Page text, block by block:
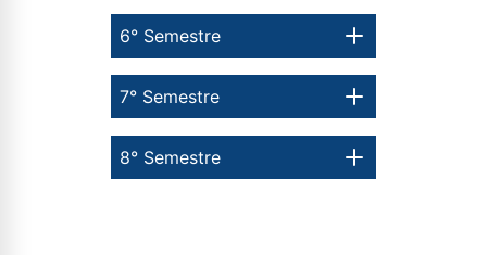
8° Semestre
7° Semestre
6° Semestre